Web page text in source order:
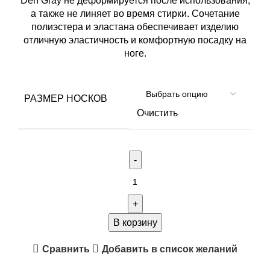
а также не линяет во время стирки. Сочетание
полиэстера и эластана обеспечивает изделию
отличную эластичность и комфортную посадку на
ноге.
РАЗМЕР НОСКОВ
Очистить
Socks
В корзину
Сравнить Добавить в список желаний